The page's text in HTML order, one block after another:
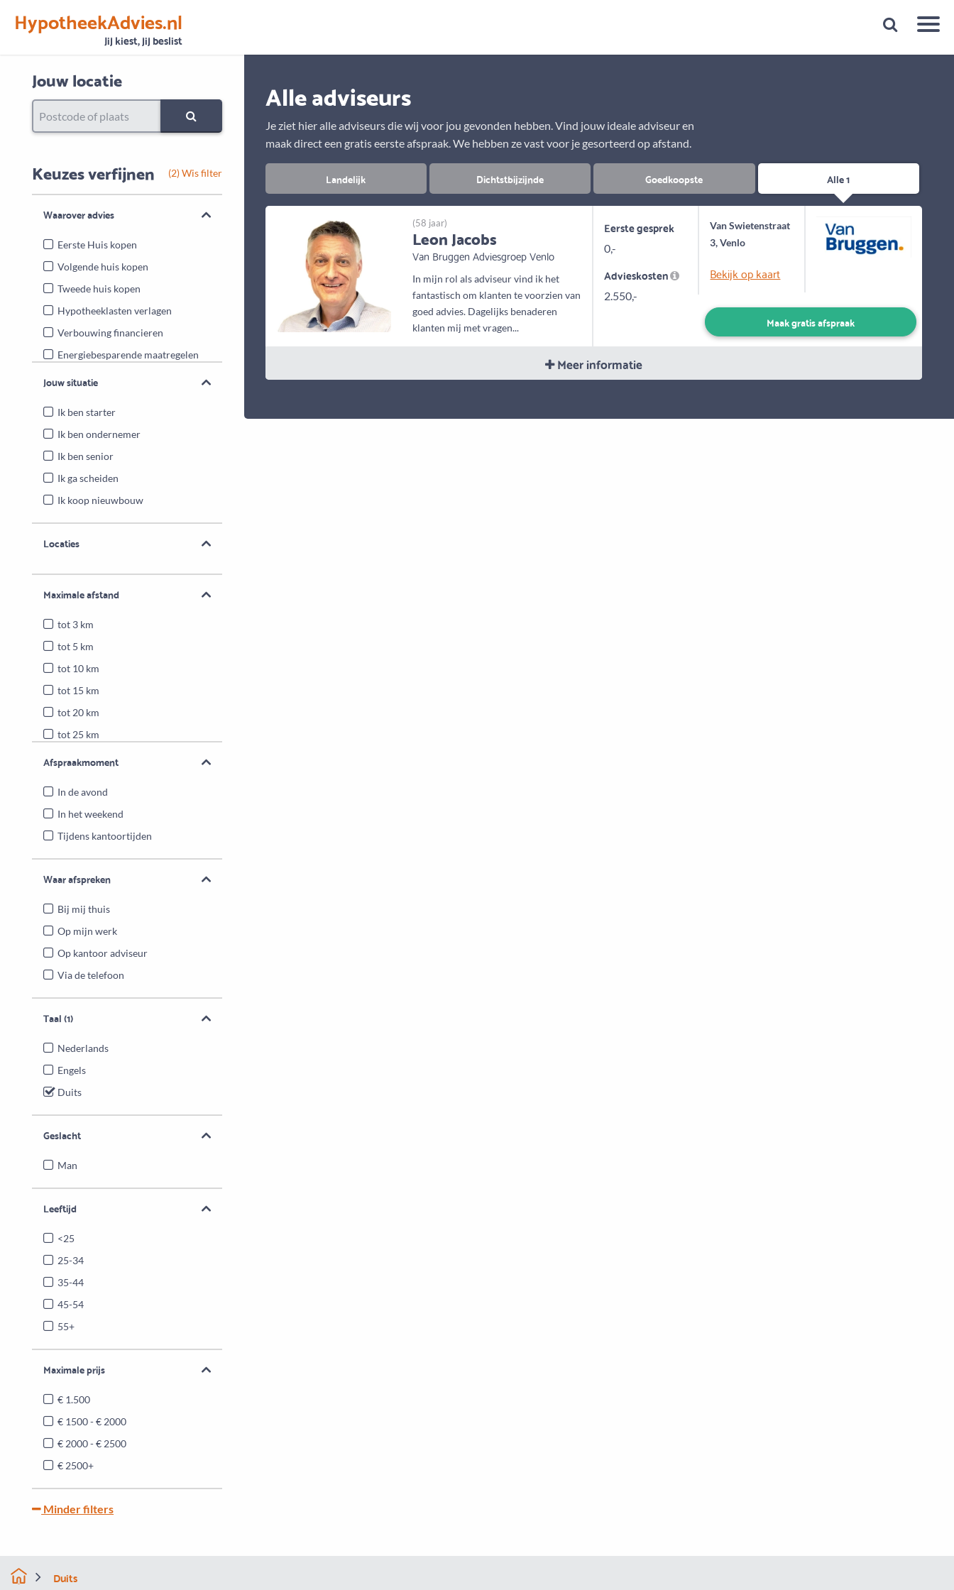
HypotheekAdvies.nl
Jij kiest, jij beslist
VertrouwenAlle basisgegevens zijn gecontroleerd Plan een gratis 1e gesprek binnen 1 minuut
Jouw locatie
Keuzes verfijnen (2) Wis filter
Waarover advies
Eerste Huis kopen
Volgende huis kopen
Tweede huis kopen
Hypotheeklasten verlagen
Verbouwing financieren
Energiebesparende maatregelen
Overwaarde benutten
Jouw situatie
Ik ben starter
Ik ben ondernemer
Ik ben senior
Ik ga scheiden
Ik koop nieuwbouw
Locaties
Maximale afstand
tot 3 km
tot 5 km
tot 10 km
tot 15 km
tot 20 km
tot 25 km
Heel Nederland
Afspraakmoment
In de avond
In het weekend
Tijdens kantoortijden
Waar afspreken
Bij mij thuis
Op mijn werk
Op kantoor adviseur
Via de telefoon
Taal(1)
Nederlands
Engels
Duits
Geslacht
Man
Leeftijd
<25
25-34
35-44
45-54
55+
Maximale prijs
€ 1.500
€ 1500 - € 2000
€ 2000 - € 2500
€ 2500+
Minder filters
Alle adviseurs
Je ziet hier alle adviseurs die wij voor jou gevonden hebben. Vind jouw ideale adviseur en
maak direct een gratis eerste afspraak. We hebben ze vast voor je gesorteerd op afstand.
Landelijk Dichtstbijzijnde Goedkoopste Alle 1
(58 jaar)
Leon Jacobs
Van Bruggen Adviesgroep Venlo
In mijn rol als adviseur vind ik het
fantastisch om klanten te voorzien van
goed advies. Dagelijks benaderen
klanten mij met vragen...
Eerste gesprek
0,-
Advieskosten
2.550,-
Van Swietenstraat
3, Venlo
Bekijk op kaart
Maak gratis afspraak
Meer informatie
Duits